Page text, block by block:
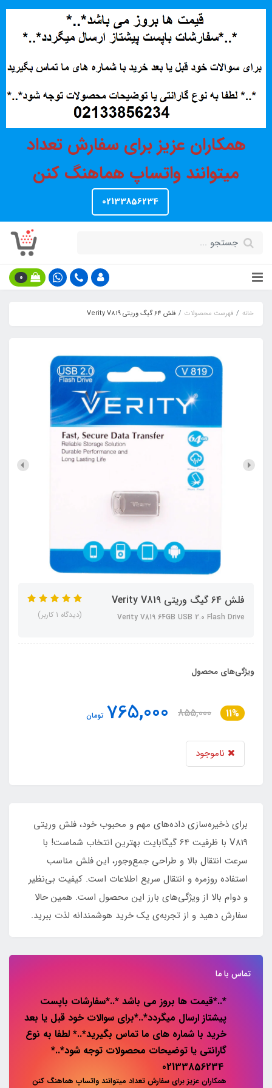
همکاران عزیز برای سفارش تعداد
میتوانند واتساپ هماهنگ کنن
02133856234
0
خانه فهرست محصولات فلش 64 گیگ وریتی Verity V819
فلش 64 گیگ وریتی Verity V819
Verity V819 64GB USB 2.0 Flash Drive (دیدگاه 1 کاربر)
ویژگی‌های محصول
11%
855,000
765,000 تومان
ناموجود
برای ذخیره‌سازی داده‌های مهم و محبوب خود، فلش وریتی
V819 با ظرفیت 64 گیگابایت بهترین انتخاب شماست! با
سرعت انتقال بالا و طراحی جمع‌وجور، این فلش مناسب
استفاده روزمره و انتقال سریع اطلاعات است. کیفیت بی‌نظیر
و دوام بالا از ویژگی‌های بارز این محصول است. همین حالا
سفارش دهید و از تجربه‌ی یک خرید هوشمندانه لذت ببرید.
تماس با ما
*..*قیمت ها بروز می باشد *..*سفارشات باپست
پیشتاز ارسال میگردد*..*برای سوالات خود قبل یا بعد
خرید با شماره های ما تماس بگیرید*..* لطفا به نوع
گارانتی یا توضیحات محصولات توجه شود*..*
همکاران عزیز برای سفارش تعداد میتوانند واتساپ هماهنگ کنن